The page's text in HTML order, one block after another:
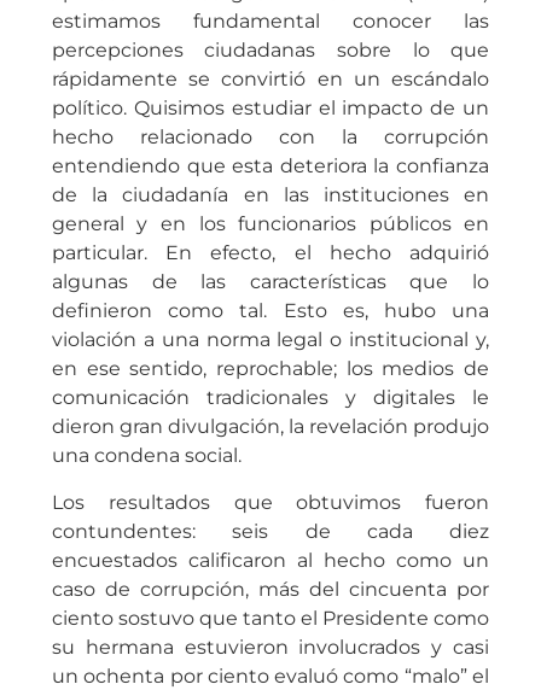
estimamos fundamental conocer las
percepciones ciudadanas sobre lo que
rápidamente se convirtió en un escándalo
político. Quisimos estudiar el impacto de un
hecho relacionado con la corrupción
entendiendo que esta deteriora la confianza
de la ciudadanía en las instituciones en
general y en los funcionarios públicos en
particular. En efecto, el hecho adquirió
algunas de las características que lo
definieron como tal. Esto es, hubo una
violación a una norma legal o institucional y,
en ese sentido, reprochable; los medios de
comunicación tradicionales y digitales le
dieron gran divulgación, la revelación produjo
una condena social.
Los resultados que obtuvimos fueron
contundentes: seis de cada diez
encuestados calificaron al hecho como un
caso de corrupción, más del cincuenta por
ciento sostuvo que tanto el Presidente como
su hermana estuvieron involucrados y casi
un ochenta por ciento evaluó como “malo” el